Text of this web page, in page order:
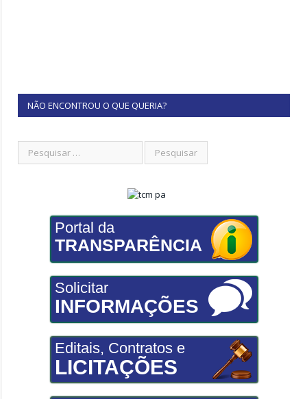
NÃO ENCONTROU O QUE QUERIA?
Portal da
TRANSPARÊNCIA
Solicitar
INFORMAÇÕES
Editais, Contratos e
LICITAÇÕES